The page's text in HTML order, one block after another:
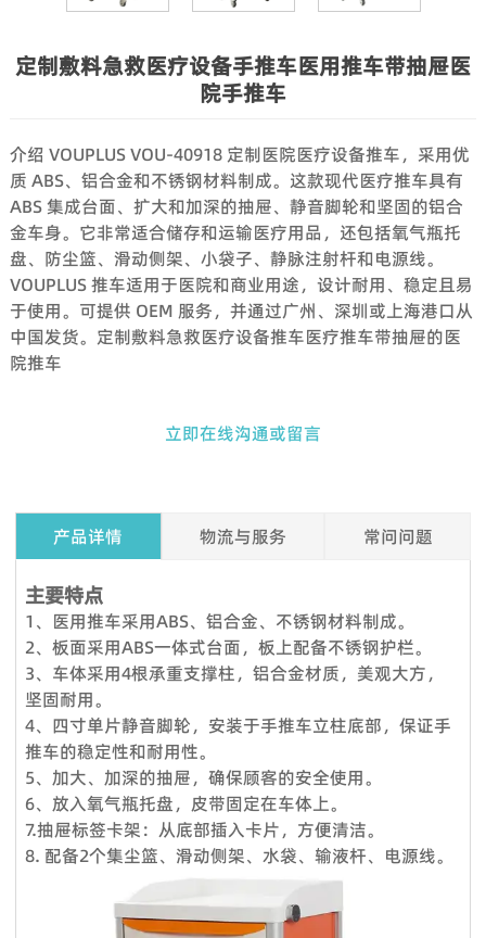
定制敷料急救医疗设备手推车医用推车带抽屉医
院手推车
介绍 VOUPLUS VOU-40918 定制医院医疗设备推车，采用优
质 ABS、铝合金和不锈钢材料制成。这款现代医疗推车具有
ABS 集成台面、扩大和加深的抽屉、静音脚轮和坚固的铝合
金车身。它非常适合储存和运输医疗用品，还包括氧气瓶托
盘、防尘篮、滑动侧架、小袋子、静脉注射杆和电源线。
VOUPLUS 推车适用于医院和商业用途，设计耐用、稳定且易
于使用。可提供 OEM 服务，并通过广州、深圳或上海港口从
中国发货。定制敷料急救医疗设备推车医疗推车带抽屉的医
院推车
立即在线沟通或留言
产品详情 物流与服务 常问问题
主要特点
1、医用推车采用ABS、铝合金、不锈钢材料制成。
2、板面采用ABS一体式台面，板上配备不锈钢护栏。
3、车体采用4根承重支撑柱，铝合金材质，美观大方，
坚固耐用。
4、四寸单片静音脚轮，安装于手推车立柱底部，保证手
推车的稳定性和耐用性。
5、加大、加深的抽屉，确保顾客的安全使用。
6、放入氧气瓶托盘，皮带固定在车体上。
7.抽屉标签卡架：从底部插入卡片，方便清洁。
8. 配备2个集尘篮、滑动侧架、水袋、输液杆、电源线。
360度服务：
VOUPLUS组建了专业的工程团队，为工程客户和品牌店客户提
供完善的服务和****的项目解决方案。工程团队负责投标项目、
方案设计、配置、现场测量、验收报告、后续服务等。项目案例
来自政府、医疗机构、教育系统、酒店、银行等各行各业。我们
还负责提供专业的服务，通过提供培训课程帮助品牌店客户建立
强大的销售团队，这就是过去15年来客户选择我们的原因。
Q1. 我可以在下订单之前索取样品吗？
是的，我们欢迎样品订单来测试和检查质量。混合样品是可以接
受的。但考虑到节省邮费，我们还提供详细的图片和其他您需要
的文件，以作为替代解决方案来消除您的顾虑。
Q2.我可以参观你们的工厂吗？
当然，我们的工厂位于中国广州，距离广州白云国际机场仅 12
公里。如果您想参观我们的工厂，请联系我们预约。除了带您参
观我们的工厂外，我们还可以帮助您预订酒店、机场接机等。
Q3.你们工厂的付款期限是怎样的？
标准产品，通常以 TT 30% 定金，装货前 70% 余款；信用证；
OA；贸易保证可接受。定制产品需支付 50% 定金。
Q4：交货时间怎么样？